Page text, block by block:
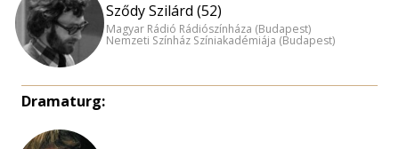
Sződy Szilárd (52)
Magyar Rádió Rádiószínháza (Budapest)
Nemzeti Színház Színiakadémiája (Budapest)
Dramaturg: